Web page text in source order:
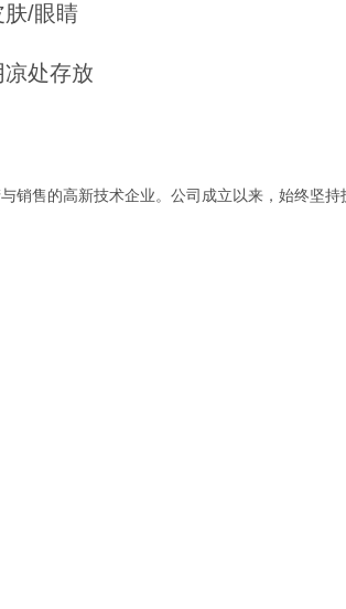
肤/眼睛
处存放
销售的高新技术企业。公司成立以来，始终坚